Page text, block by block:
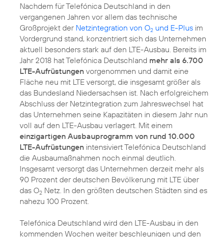
Nachdem für Telefónica Deutschland in den
vergangenen Jahren vor allem das technische
Großprojekt der Netzintegration von O2 und E-Plus im
Vordergrund stand, konzentriert sich das Unternehmen
aktuell besonders stark auf den LTE-Ausbau. Bereits im
Jahr 2018 hat Telefónica Deutschland mehr als 6.700
LTE-Aufrüstungen vorgenommen und damit eine
Fläche neu mit LTE versorgt, die insgesamt größer als
das Bundesland Niedersachsen ist. Nach erfolgreichem
Abschluss der Netzintegration zum Jahreswechsel hat
das Unternehmen seine Kapazitäten in diesem Jahr nun
voll auf den LTE-Ausbau verlagert. Mit einem
einzigartigen Ausbauprogramm von rund 10.000
LTE-Aufrüstungen intensiviert Telefónica Deutschland
die Ausbaumaßnahmen noch einmal deutlich.
Insgesamt versorgt das Unternehmen derzeit mehr als
90 Prozent der deutschen Bevölkerung mit LTE über
das O2 Netz. In den größten deutschen Städten sind es
nahezu 100 Prozent.
Telefónica Deutschland wird den LTE-Ausbau in den
kommenden Wochen weiter beschleunigen und den